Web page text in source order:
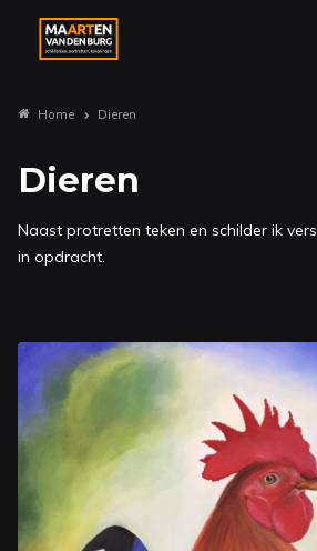
Home Dieren
Dieren
Naast protretten teken en schilder ik
in opdracht.